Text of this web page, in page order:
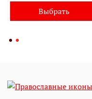
Выбрать